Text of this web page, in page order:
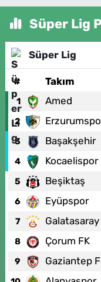
Süper Lig
Süper Lig
# Takım
1 Amed
2
3 Başakşehir
4 Kocaelispor
5 Beşiktaş
6 Eyüpspor
7 Galatasaray
8 Çorum FK
9 Gaziantep